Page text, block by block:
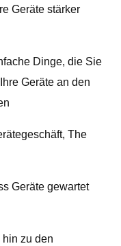
Geräte stärker
Dinge, die Sie
Geräte an den
The
Geräte gewartet
zu den